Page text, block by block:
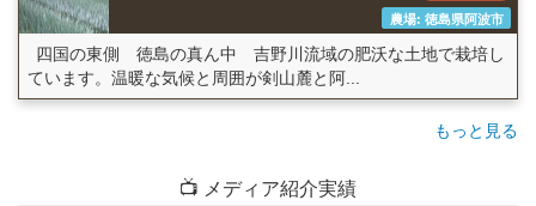
農場: 徳島県阿波市
四国の東側 徳島の真ん中 吉野川流域の肥沃な土地で栽培し
ています。温暖な気候と周囲が剣山麓と阿...
もっと見る
📺 メディア紹介実績